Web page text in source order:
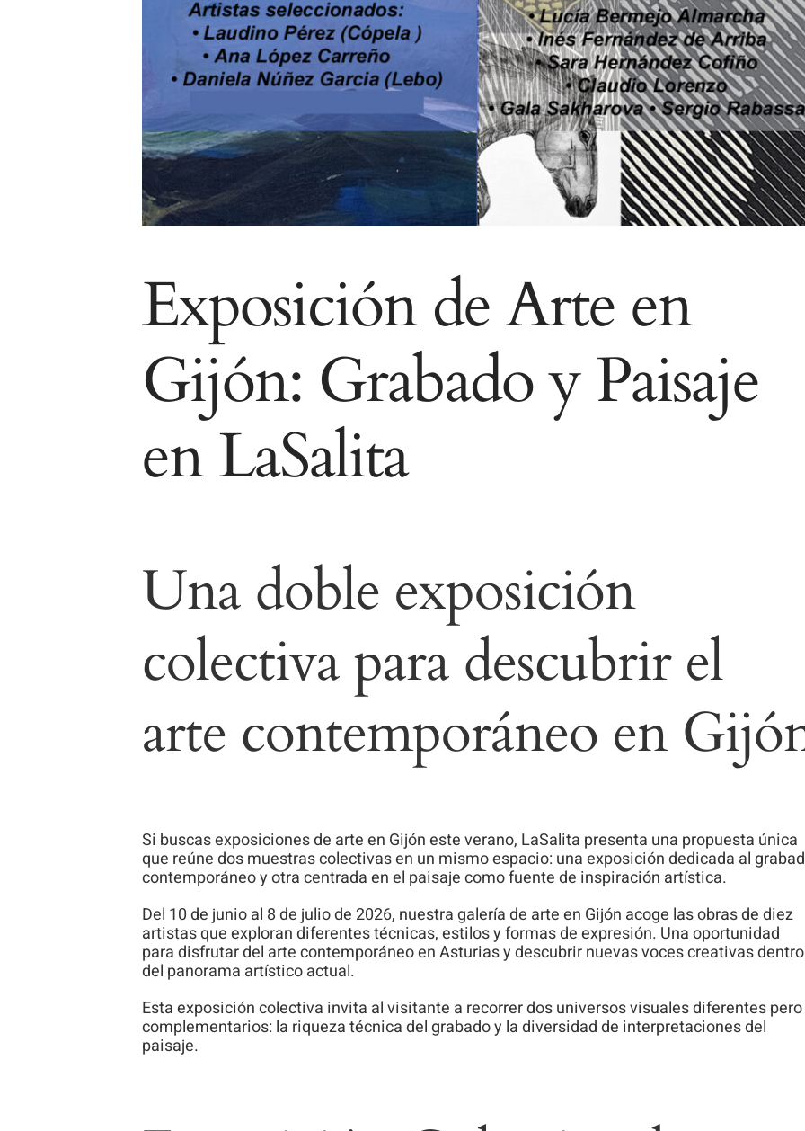
Exposición de Arte en
Gijón: Grabado y Paisaje
en LaSalita
Una doble exposición
colectiva para descubrir el
arte contemporáneo en
Si buscas exposiciones de arte en Gijón este verano, LaSalita presenta una propuesta única
que reúne dos muestras colectivas en un mismo espacio: una exposición dedicada al
contemporáneo y otra centrada en el paisaje como fuente de inspiración artística.
Del 10 de junio al 8 de julio de 2026, nuestra galería de arte en Gijón acoge las obras de diez
artistas que exploran diferentes técnicas, estilos y formas de expresión. Una oportunidad
para disfrutar del arte contemporáneo en Asturias y descubrir nuevas voces creativas dentro
del panorama artístico actual.
Esta exposición colectiva invita al visitante a recorrer dos universos visuales diferentes pero
complementarios: la riqueza técnica del grabado y la diversidad de interpretaciones del
paisaje.
Para que
podamos
mejorar la
funcionalidad
y estructura
de la web, en
base a cómo
se usa la
web.
Para que
nuestra web
mejor posible
durante tu